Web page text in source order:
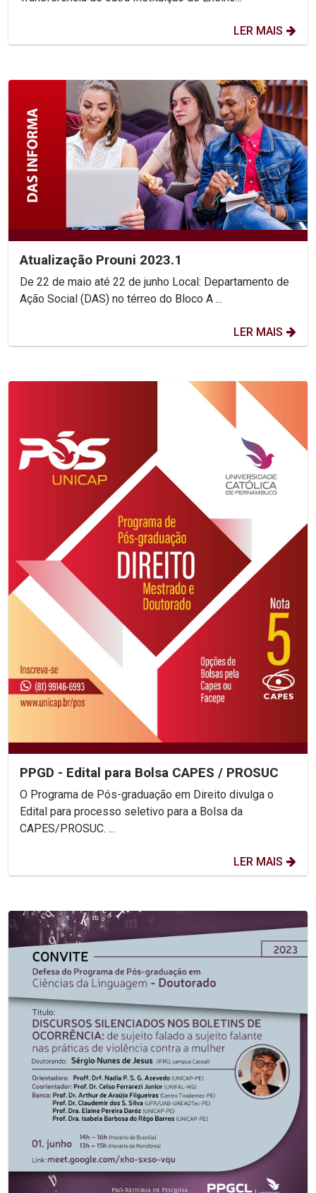
LER MAIS
Atualização Prouni 2023.1
De 22 de maio até 22 de junho Local: Departamento de
Ação Social (DAS) no térreo do Bloco A ...
LER MAIS
PPGD - Edital para Bolsa CAPES / PROSUC
O Programa de Pós-graduação em Direito divulga o
Edital para processo seletivo para a Bolsa da
CAPES/PROSUC. ...
LER MAIS